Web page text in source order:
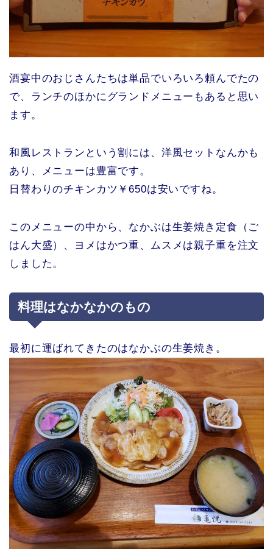
酒宴中のおじさんたちは単品でいろいろ頼んでたの
で、ランチのほかにグランドメニューもあると思い
ます。
和風レストランという割には、洋風セットなんかも
あり、メニューは豊富です。
日替わりのチキンカツ￥650は安いですね。
このメニューの中から、なかぶは生姜焼き定食（ご
はん大盛）、ヨメはかつ重、ムスメは親子重を注文
しました。
料理はなかなかのもの
最初に運ばれてきたのはなかぶの生姜焼き。